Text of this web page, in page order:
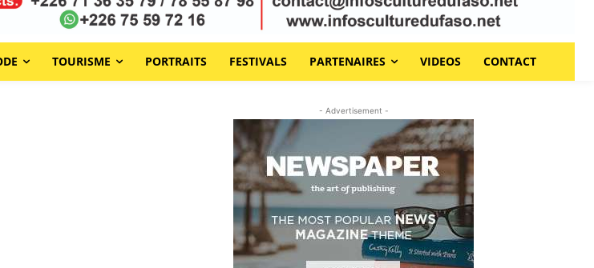
TOURISME PORTRAITS FESTIVALS PARTENAIRES VIDEOS CONTACT
- Advertisement -